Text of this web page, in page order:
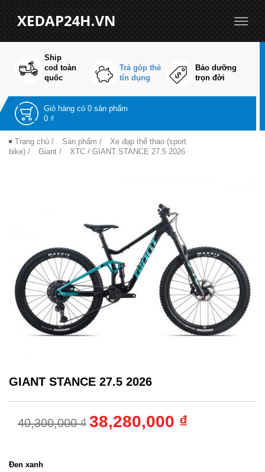
Ship
cod toàn
quốc
Trả góp thẻ
tín dụng
Bảo dưỡng
trọn đời
Giỏ hàng có 0 sản phẩm
0 ₫
Trang chủ / Sản phẩm /
Xe đạp thể thao (sport
bike) / Giant / XTC / GIANT STANCE 27.5 2026
GIANT STANCE 27.5 2026
40,300,000 ₫ 38,280,000 ₫
Đen xanh